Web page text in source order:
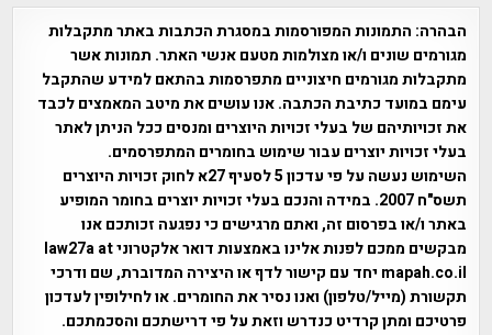
הבהרה: התמונות המפורסמות במסגרת הכתבות באתר מתקבלות
מגורמים שונים ו/או מצולמות מטעם אנשי האתר. תמונות אשר
מתקבלות מגורמים חיצוניים מתפרסמות בהתאם למידע שהתקבל
עימם במועד כתיבת הכתבה. אנו עושים את מיטב המאמצים לכבד
את זכויותיהם של בעלי זכויות היוצרים ומנסים ככל הניתן לאתר
בעלי זכויות יוצרים עבור שימוש בחומרים המתפרסמים.
השימוש נעשה על פי עדכון 5 לסעיף 27א לחוק זכויות היוצרים
תשס"ח 2007. במידה והנכם בעלי זכויות יוצרים בחומר המופיע
באתר ו/או בפרסום זה, ואתם מרגישים כי נפגעה זכותכם אנו
מבקשים ממכם לפנות אלינו באמצעות דואר אלקטרוני law27a at
mapah.co.il יחד עם קישור לדף או היצירה המדוברת, שם ודרכי
תקשורת (מייל/טלפון) ואנו נסיר את החומרים. או לחילופין לעדכון
פרטיכם ומתן קרדיט כנדרש וזאת על פי דרישתכם והסכמתכם.